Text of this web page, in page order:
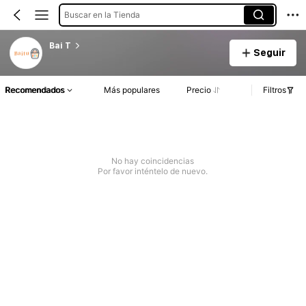
Buscar en la Tienda
Bai T
Seguir
Recomendados Más populares Precio Filtros
No hay coincidencias
Por favor inténtelo de nuevo.